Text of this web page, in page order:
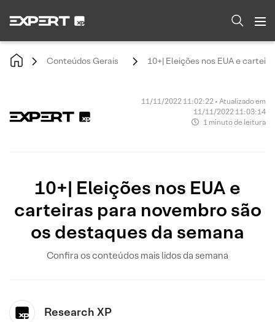
Conteúdos Gerais 10+| Eleições nos EUA e
11/11/2022 11:02:22 • Atualizado em
11/11/2022 11:03:14
1 minuto de leitura
10+| Eleições nos EUA e
carteiras para novembro são
os destaques da semana
Confira os conteúdos mais lidos da semana
Research XP